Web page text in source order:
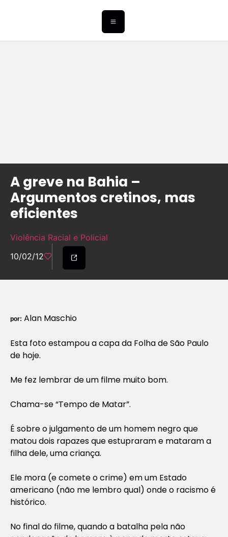
A greve na Bahia –
Argumentos cretinos, mas
eficientes
Violência Racial e Policial
10/02/12
por: Alan Maschio
Esta foto estampou a capa da Folha de São Paulo
de hoje.
Me fez lembrar de um filme muito bom.
Chama-se “Tempo de Matar”.
É sobre o julgamento de um homem negro que
matou dois rapazes que estupraram e mataram a
filha dele, uma criança.
Ele mora (e comete o crime) em um Estado
americano (não me lembro qual) onde o racismo é
histórico.
No final do filme, quando a batalha pela não